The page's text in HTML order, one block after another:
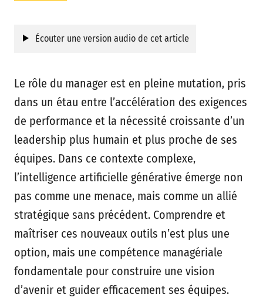
Écouter une version audio de cet article
Le rôle du manager est en pleine mutation, pris
dans un étau entre l’accélération des exigences
de performance et la nécessité croissante d’un
leadership plus humain et plus proche de ses
équipes. Dans ce contexte complexe,
l’intelligence artificielle générative émerge non
pas comme une menace, mais comme un allié
stratégique sans précédent. Comprendre et
maîtriser ces nouveaux outils n’est plus une
option, mais une compétence managériale
fondamentale pour construire une vision
d’avenir et guider efficacement ses équipes.